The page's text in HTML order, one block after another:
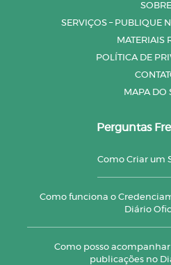
SOBRE
SERVIÇOS – PUBLIQUE
MATERIAIS
POLÍTICA DE
MAPA DO
Perguntas
Como Criar um
Como funciona o
Diário
Como posso
publicações no